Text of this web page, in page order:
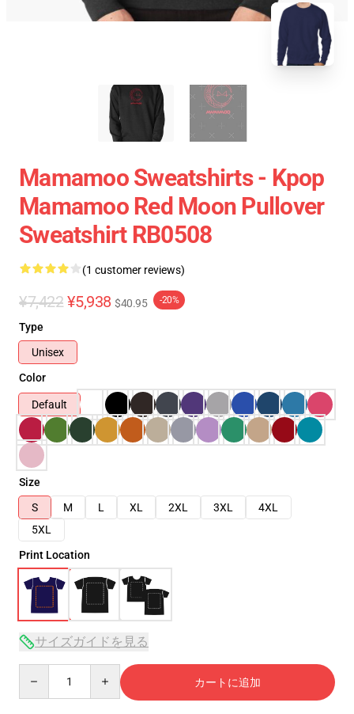
Mamamoo Sweatshirts - Kpop
Mamamoo Red Moon Pullover
Sweatshirt RB0508
(1 customer reviews)
¥7,422 ¥5,938 $40.95 -20%
Type
Unisex
Color
Default
Size
S
M L XL 2XL 3XL
4XL
5XL
Print Location
サイズガイドを見る
カートに追加